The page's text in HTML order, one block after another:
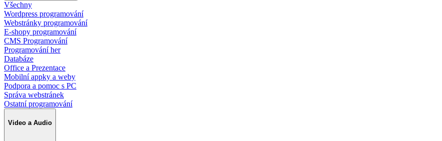
Všechny
Wordpress programování
Webstránky programování
E-shopy programování
CMS Programování
Programování her
Databáze
Office a Prezentace
Mobilní appky a weby
Podpora a pomoc s PC
Správa webstránek
Ostatní programování
Video a Audio